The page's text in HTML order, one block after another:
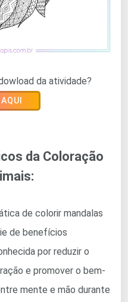
da atividade?
da Coloração
de colorir mandalas
de benefícios
por reduzir o
e promover o bem-
mente e mão durante